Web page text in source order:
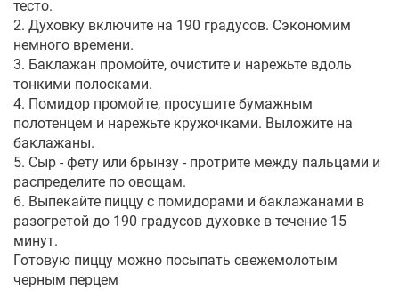
тесто.
2. Духовку включите на 190 градусов. Сэкономим
немного времени.
3. Баклажан промойте, очистите и нарежьте вдоль
тонкими полосками.
4. Помидор промойте, просушите бумажным
полотенцем и нарежьте кружочками. Выложите на
баклажаны.
5. Сыр - фету или брынзу - протрите между пальцами и
распределите по овощам.
6. Выпекайте пиццу с помидорами и баклажанами в
разогретой до 190 градусов духовке в течение 15
минут.
Готовую пиццу можно посыпать свежемолотым
черным перцем